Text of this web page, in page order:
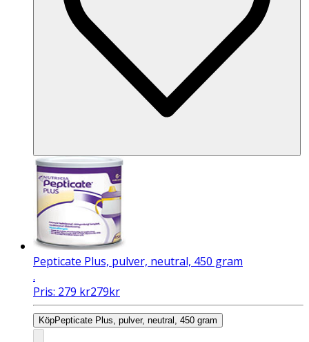
Pepticate Plus, pulver, neutral, 450 gram
.
Pris: 279 kr279kr
KöpPepticate Plus, pulver, neutral, 450 gram